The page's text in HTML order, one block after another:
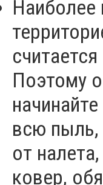
Наиболее
Поэтому
всю пыль,
от
ковер,